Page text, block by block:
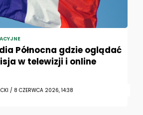
Północna gdzie oglądać
w telewizji i online
/ 8 CZERWCA 2026, 14:38